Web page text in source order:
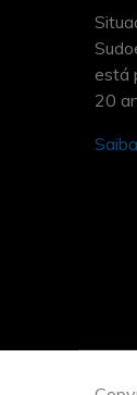
está
20